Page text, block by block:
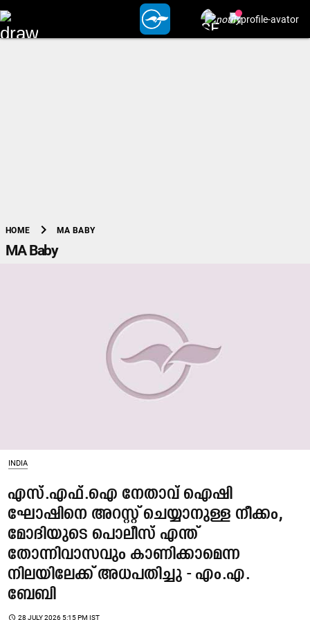
HOME chevron_right MA BABY
MA Baby
INDIA
എസ്.എഫ്.ഐ നേതാവ് ഐഷി
ഘോഷിനെ അറസ്റ്റ് ചെയ്യാനുള്ള നീക്കം,
മോദിയുടെ പൊലീസ് എന്ത്
തോന്നിവാസവും കാണിക്കാമെന്ന
നിലയിലേക്ക് അധപതിച്ചു - എം.എ.
ബേബി
access_time 28 JULY 2026 5:15 PM IST